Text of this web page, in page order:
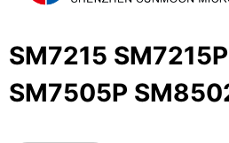
SM7215
SM7505P